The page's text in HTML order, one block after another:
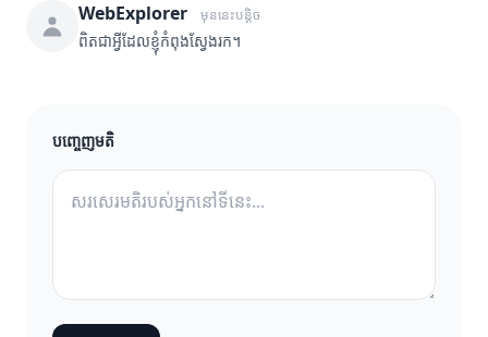
WebExplorer មុននេះបន្តិច
ពិតជាអ្វីដែលខ្ញុំកំពុងស្វែងរក។
បញ្ចេញមតិ